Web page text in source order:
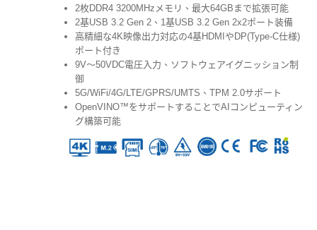
2枚DDR4 3200MHzメモリ、最大64GBまで拡張可能
2基USB 3.2 Gen 2、1基USB 3.2 Gen 2x2ポート装備
高精細な4K映像出力対応の4基HDMIやDP(Type-C仕様)
ポート付き
9V～50VDC電圧入力、ソフトウェアイグニッション制
御
5G/WiFi/4G/LTE/GPRS/UMTS、TPM 2.0サポート
OpenVINO™をサポートすることでAIコンピューティン
グ構築可能